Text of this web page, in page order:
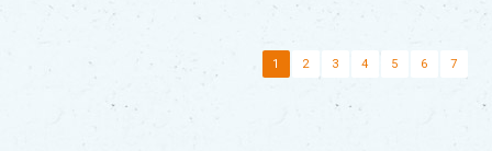
1 2 3 4 5 6 7